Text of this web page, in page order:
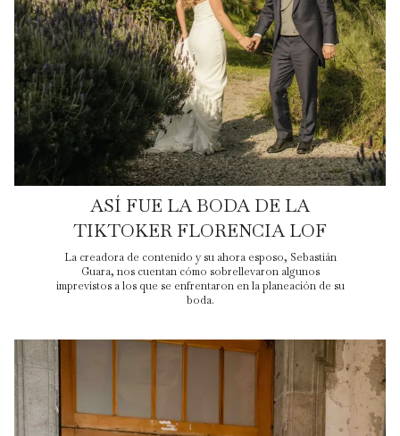
ASÍ FUE LA BODA DE LA
TIKTOKER FLORENCIA LOF
La creadora de contenido y su ahora esposo, Sebastián
Guara, nos cuentan cómo sobrellevaron algunos
imprevistos a los que se enfrentaron en la planeación de su
boda.